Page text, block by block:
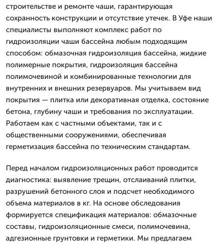
строительстве и ремонте чаши, гарантирующая
сохранность конструкции и отсутствие утечек. В Уфе наши
специалисты выполняют комплекс работ по
гидроизоляции чаши бассейна любым подходящим
способом: обмазочная гидроизоляция бассейна, жидкие
полимерные покрытия, гидроизоляция бассейна
полимочевиной и комбинированные технологии для
внутренних и внешних резервуаров. Мы учитываем вид
покрытия — плитка или декоративная отделка, состояние
бетона, глубину чаши и требования по эксплуатации.
Работаем как с частными объектами, так и с
общественными сооружениями, обеспечивая
герметизация бассейна по техническим стандартам.
Перед началом гидроизоляционных работ проводится
диагностика: выявление трещин, отслаиваний плитки,
разрушений бетонного слоя и подсчет необходимого
объема материалов в кг. На основе обследования
формируется спецификация материалов: обмазочные
составы, гидроизоляционные смеси, полимочевина,
адгезионные грунтовки и герметики. Мы предлагаем